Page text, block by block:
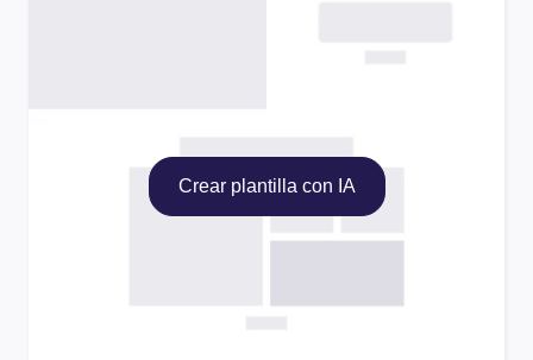
Crear plantilla con IA